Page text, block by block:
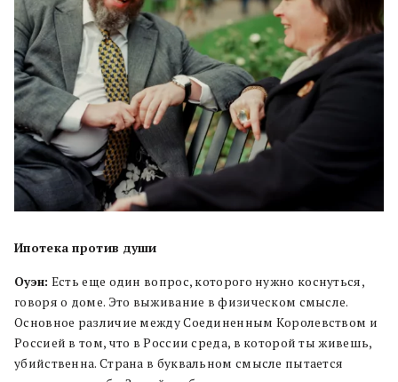
Ипотека против души
Оуэн: Есть еще один вопрос, которого нужно коснуться,
говоря о доме. Это выживание в физическом смысле.
Основное различие между Соединенным Королевством и
Россией в том, что в России среда, в которой ты живешь,
убийственна. Страна в буквальном смысле пытается